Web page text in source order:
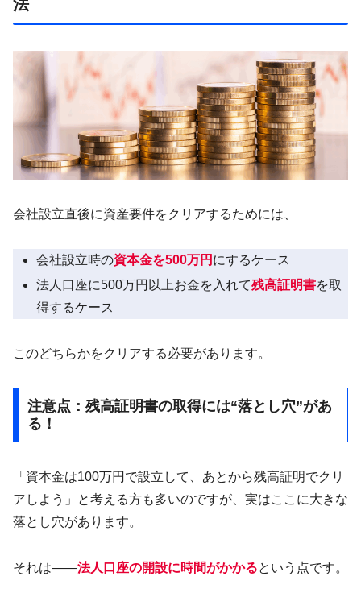
法
会社設立直後に資産要件をクリアするためには、
会社設立時の資本金を500万円 にするケース
法人口座に500万円以上お金を入れて残高証明書を取
得するケース
このどちらかをクリアする必要があります。
注意点：残高証明書の取得には“落とし穴”があ
る！
「資本金は100万円で設立して、あとから残高証明でクリ
アしよう」と考える方も多いのですが、実はここに大きな
落とし穴があります。
それは――法人口座の開設に時間がかかるという点です。